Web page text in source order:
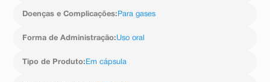
Doenças e Complicações: Para gases
Forma de Administração:Uso oral
Tipo de Produto: Em cápsula